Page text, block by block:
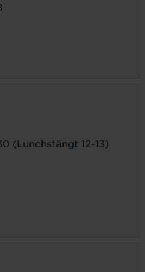
(Lunchstängt 12-13)